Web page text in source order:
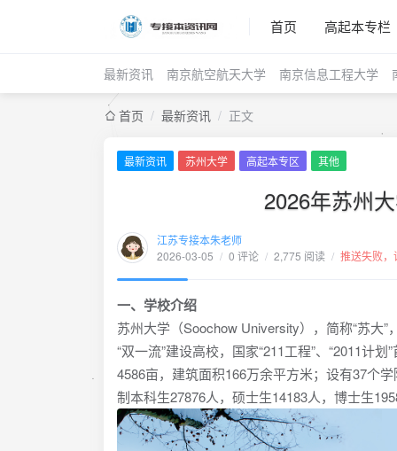
首页 高起本专栏
最新资讯 南京航空航天大学 南京信息工程大学
首页 / 最新资讯 / 正文
最新资讯 苏州大学 高起本专区 其他
2026年苏州
江苏专接本朱老师
2026-03-05 / 0 评论 / 2,775 阅读 / 推送失败，
一、学校介绍
苏州大学（Soochow University），简称“苏大
“双一流”建设高校，国家“211工程”、“2011计
4586亩，建筑面积166万余平方米；设有37个
制本科生27876人，硕士生14183人，博士生